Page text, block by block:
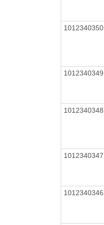
1012340350
1012340349
1012340348
1012340347
1012340346